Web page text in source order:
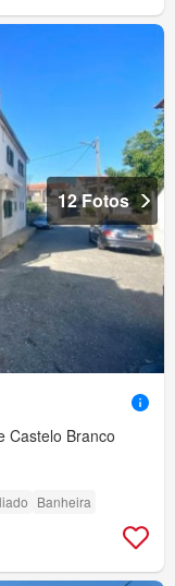
12 Fotos
Castelo Branco
Banheira